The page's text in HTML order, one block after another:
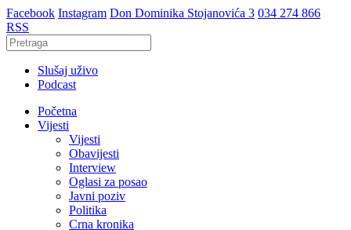
Facebook Instagram Don Dominika Stojanovića 3 034 274 866
RSS
Slušaj uživo
Podcast
Početna
Vijesti
Vijesti
Obavijesti
Interview
Oglasi za posao
Javni poziv
Politika
Crna kronika